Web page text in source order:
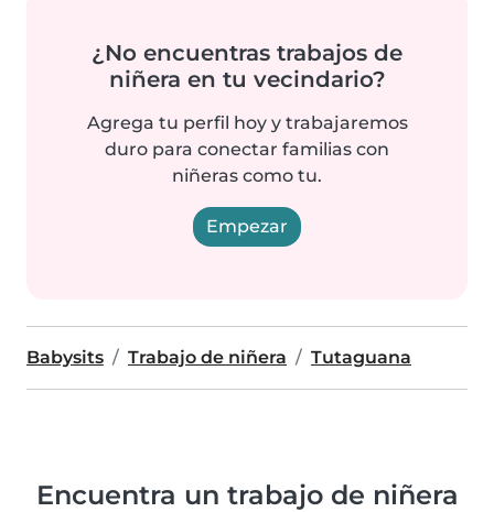
¿No encuentras trabajos de
niñera en tu vecindario?
Agrega tu perfil hoy y trabajaremos
duro para conectar familias con
niñeras como tu.
Empezar
Babysits Trabajo de niñera Tutaguana
Encuentra un trabajo de niñera